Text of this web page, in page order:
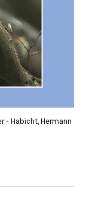
- Habicht, Hermann